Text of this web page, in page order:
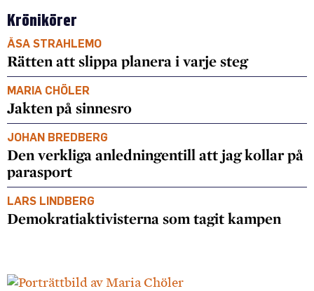
Krönikörer
ÅSA STRAHLEMO
Rätten att slippa planera i varje steg
MARIA CHÖLER
Jakten på sinnesro
JOHAN BREDBERG
Den verkliga anledningentill att jag kollar på
parasport
LARS LINDBERG
Demokratiaktivisterna som tagit kampen